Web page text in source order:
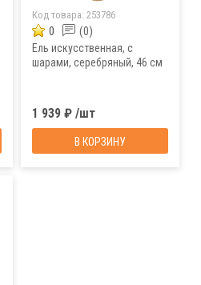
Код товара: 253786
0 (0)
Ель искусственная, с
шарами, серебряный, 46 см
1 939 ₽ /шт
В КОРЗИНУ